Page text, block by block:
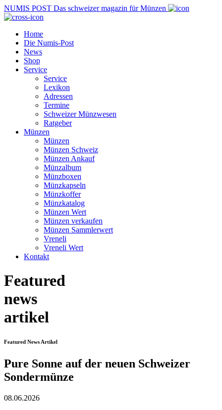
NUMIS POST Das schweizer magazin für Münzen
Home
Die Numis-Post
News
Shop
Service
Service
Lexikon
Adressen
Termine
Schweizer Münzwesen
Ratgeber
Münzen
Münzen
Münzen Schweiz
Münzen Ankauf
Münzalbum
Münzboxen
Münzkapseln
Münzkoffer
Münzkatalog
Münzen Wert
Münzen verkaufen
Münzen Sammlerwert
Vreneli
Vreneli Wert
Kontakt
Featured
news
artikel
Featured News Artikel
Pure Sonne auf der neuen Schweizer
Sondermünze
08.06.2026